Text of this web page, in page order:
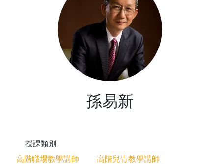
孫易新
授課類別
高階職場教學講師
高階兒青教學講師